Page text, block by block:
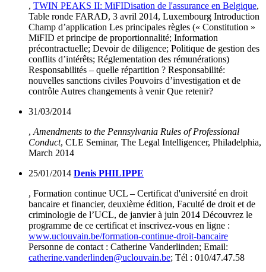
, TWIN PEAKS II: MiFIDisation de l'assurance en Belgique,
Table ronde FARAD, 3 avril 2014, Luxembourg Introduction
Champ d’application Les principales règles (« Constitution »
MiFID et principe de proportionnalité; Information
précontractuelle; Devoir de diligence; Politique de gestion des
conflits d’intérêts; Réglementation des rémunérations)
Responsabilités – quelle répartition ? Responsabilité:
nouvelles sanctions civiles Pouvoirs d’investigation et de
contrôle Autres changements à venir Que retenir?
31/03/2014
, Amendments to the Pennsylvania Rules of Professional
Conduct, CLE Seminar, The Legal Intelligencer, Philadelphia,
March 2014
25/01/2014 Denis PHILIPPE
, Formation continue UCL – Certificat d'université en droit
bancaire et financier, deuxième édition, Faculté de droit et de
criminologie de l’UCL, de janvier à juin 2014 Découvrez le
programme de ce certificat et inscrivez-vous en ligne :
www.uclouvain.be/formation-continue-droit-bancaire
Personne de contact : Catherine Vanderlinden; Email:
catherine.vanderlinden@uclouvain.be; Tél : 010/47.47.58